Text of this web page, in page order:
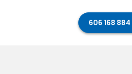
606 168 884